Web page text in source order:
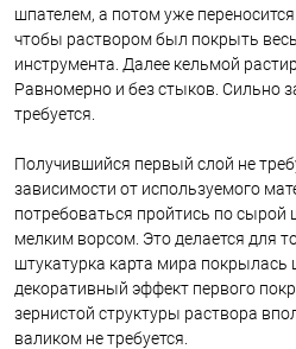
шпателем, а потом уже
чтобы раствором был покрыть
инструмента. Далее кельмой
Равномерно и без стыков. Сильно
требуется.
Получившийся первый слой не
зависимости от используемого
потребоваться пройтись по сырой
мелким ворсом. Это делается для
штукатурка карта мира покрылась
декоративный эффект первого
зернистой структуры раствора
валиком не требуется.